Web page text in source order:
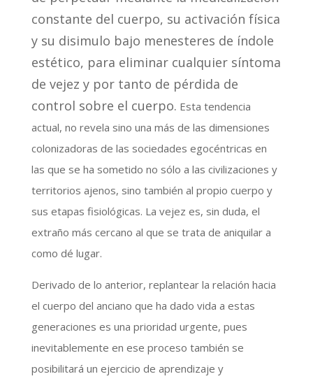
constante del cuerpo, su activación física
y su disimulo bajo menesteres de índole
estético, para eliminar cualquier síntoma
de vejez y por tanto de pérdida de
control sobre el cuerpo. Esta tendencia
actual, no revela sino una más de las dimensiones
colonizadoras de las sociedades egocéntricas en
las que se ha sometido no sólo a las civilizaciones y
territorios ajenos, sino también al propio cuerpo y
sus etapas fisiológicas. La vejez es, sin duda, el
extraño más cercano al que se trata de aniquilar a
como dé lugar.
Derivado de lo anterior, replantear la relación hacia
el cuerpo del anciano que ha dado vida a estas
generaciones es una prioridad urgente, pues
inevitablemente en ese proceso también se
posibilitará un ejercicio de aprendizaje y